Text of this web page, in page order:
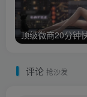
评论 抢沙发